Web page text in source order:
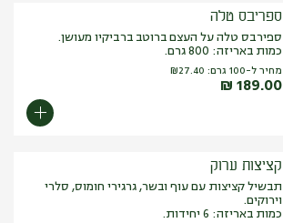
ספריבס טלה
ספירבס טלה על העצם ברוטב ברביקיו מעושן.
כמות באריזה: 800 גרם.
מחיר ל-100 גרם: ₪27.40
₪ 189.00
קציצות ערוק
תבשיל קציצות עם עוף ובשר, גרגירי חומוס, סלרי
וירוקים.
כמות באריזה: 6 יחידות.